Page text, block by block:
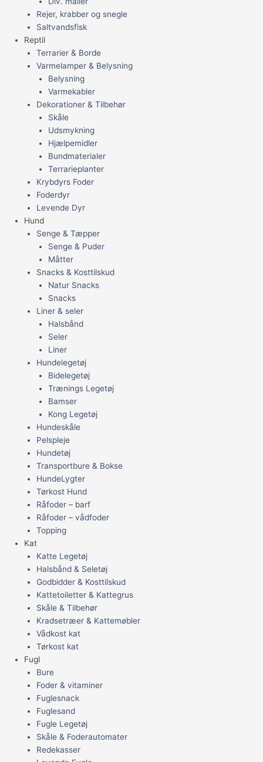
Rejer, krabber og snegle
Saltvandsfisk
Reptil
Terrarier & Borde
Varmelamper & Belysning
Belysning
Varmekabler
Dekorationer & Tilbehør
Skåle
Udsmykning
Hjælpemidler
Bundmaterialer
Terrarieplanter
Krybdyrs Foder
Foderdyr
Levende Dyr
Hund
Senge & Tæpper
Senge & Puder
Måtter
Snacks & Kosttilskud
Natur Snacks
Snacks
Liner & seler
Halsbånd
Seler
Liner
Hundelegetøj
Bidelegetøj
Trænings Legetøj
Bamser
Kong Legetøj
Hundeskåle
Pelspleje
Hundetøj
Transportbure & Bokse
HundeLygter
Tørkost Hund
Råfoder – barf
Råfoder – vådfoder
Topping
Kat
Katte Legetøj
Halsbånd & Seletøj
Godbidder & Kosttilskud
Kattetoiletter & Kattegrus
Skåle & Tilbehør
Kradsetræer & Kattemøbler
Vådkost kat
Tørkost kat
Fugl
Bure
Foder & vitaminer
Fuglesnack
Fuglesand
Fugle Legetøj
Skåle & Foderautomater
Redekasser